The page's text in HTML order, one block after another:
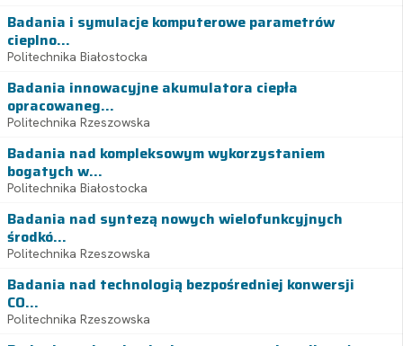
Badania i symulacje komputerowe parametrów
cieplno...
Politechnika Białostocka
Badania innowacyjne akumulatora ciepła
opracowaneg...
Politechnika Rzeszowska
Badania nad kompleksowym wykorzystaniem
bogatych w...
Politechnika Białostocka
Badania nad syntezą nowych wielofunkcyjnych
środkó...
Politechnika Rzeszowska
Badania nad technologią bezpośredniej konwersji
CO...
Politechnika Rzeszowska